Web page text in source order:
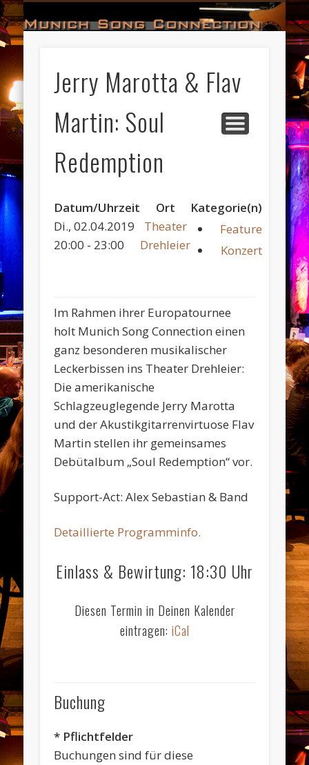
Jerry Marotta & Flav
Martin: Soul
Redemption
Datum/Uhrzeit
Di., 02.04.2019
20:00 - 23:00
Ort
Theater
Drehleier
Kategorie(n)
Feature
Konzert
Im Rahmen ihrer Europatournee
holt Munich Song Connection einen
ganz besonderen musikalischer
Leckerbissen ins Theater Drehleier:
Die amerikanische
Schlagzeuglegende Jerry Marotta
und der Akustikgitarrenvirtuose Flav
Martin stellen ihr gemeinsames
Debütalbum „Soul Redemption“ vor.
Support-Act: Alex Sebastian & Band
Detaillierte Programminfo.
Einlass & Bewirtung: 18:30 Uhr
Diesen Termin in Deinen Kalender
eintragen: iCal
Buchung
* Pflichtfelder
Buchungen sind für diese